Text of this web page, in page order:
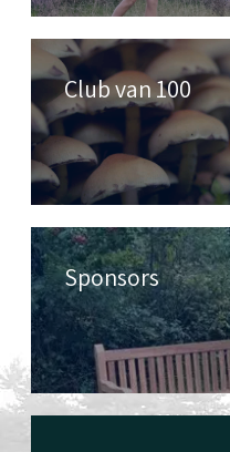
Club van 100
Sponsors